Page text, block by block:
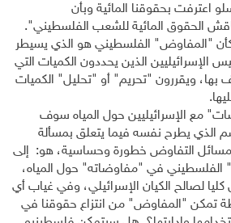
اعترفت بحقوقنا المائية وبأن
الحقوق المائية للشعب الفلسطيني".
"المفاوض" الفلسطيني هو الذي يسيطر
الإسرائيليين الذين يحددون الكميات التي
بها، ويقررون "تحريم" أو "تحليل" الكميات
مع الإسرائيليين حول المياه سوف
الذي يطرح نفسه فيما يتعلق بمسألة
مسائل التفاوض خطورة وحساسية، هو: إلى
في "مفاوضاته" حول المياه،
لصالح الكيان الإسرائيلي، وفي غياب أي
تمكن "المفاوض" من انتزاع حقوقنا في